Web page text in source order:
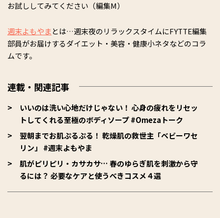
お試ししてみてください（編集M）
週末よもやま とは…週末夜のリラックスタイムにFYTTE編集
部員がお届けするダイエット・美容・健康小ネタなどのコラ
ムです。
連載・関連記事
いいのは洗い心地だけじゃない！ 心身の疲れをリセッ
トしてくれる至極のボディソープ #Omezaトーク
翌朝までお肌ぷるぷる！ 乾燥肌の救世主「ベビーワセ
リン」 #週末よもやま
肌がピリピリ・カサカサ… 春のゆらぎ肌を刺激から守
るには？ 必要なケアと使うべきコスメ４選